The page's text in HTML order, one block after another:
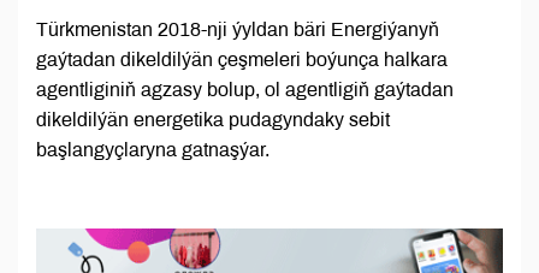
Türkmenistan 2018-nji ýyldan bäri Energiýanyň
gaýtadan dikeldilýän çeşmeleri boýunça halkara
agentliginiň agzasy bolup, ol agentligiň gaýtadan
dikeldilýän energetika pudagyndaky sebit
başlangyçlaryna gatnaşýar.